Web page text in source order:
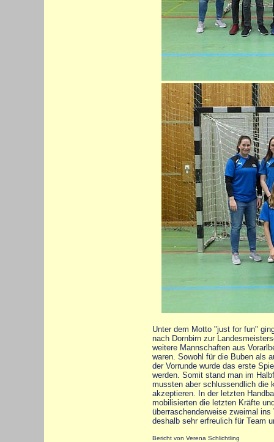
Unter dem Motto "just for fun"
nach Dornbirn zur
weitere Mannschaften aus
waren. Sowohl für die Buben als
der Vorrunde wurde das erste
werden. Somit stand man im
mussten aber schlussendlich die
akzeptieren. In der letzten
mobilisierten die letzten Kräfte
überraschenderweise zweimal
deshalb sehr erfreulich für Team
Bericht von Verena Schlichtling